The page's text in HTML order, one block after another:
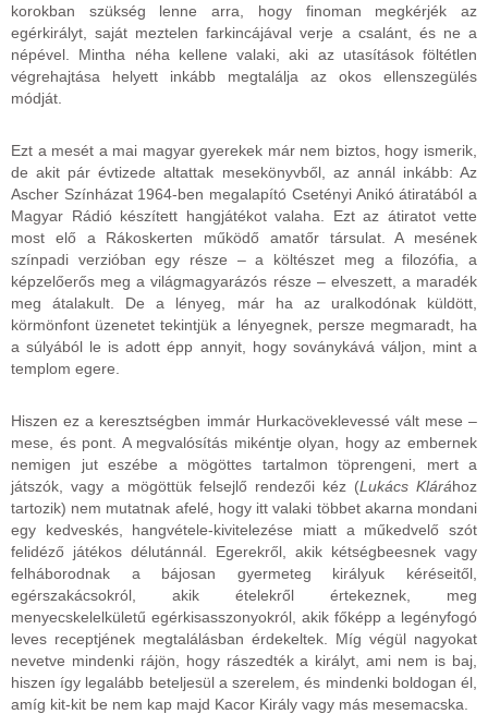
korokban szükség lenne arra, hogy finoman megkérjék az
egérkirályt, saját meztelen farkincájával verje a csalánt, és ne a
népével. Mintha néha kellene valaki, aki az utasítások föltétlen
végrehajtása helyett inkább megtalálja az okos ellenszegülés
módját.
Ezt a mesét a mai magyar gyerekek már nem biztos, hogy ismerik,
de akit pár évtizede altattak mesekönyvből, az annál inkább: Az
Ascher Színházat 1964-ben megalapító Csetényi Anikó átiratából a
Magyar Rádió készített hangjátékot valaha. Ezt az átiratot vette
most elő a Rákoskerten működő amatőr társulat. A mesének
színpadi verzióban egy része – a költészet meg a filozófia, a
képzelőerős meg a világmagyarázós része – elveszett, a maradék
meg átalakult. De a lényeg, már ha az uralkodónak küldött,
körmönfont üzenetet tekintjük a lényegnek, persze megmaradt, ha
a súlyából le is adott épp annyit, hogy soványkává váljon, mint a
templom egere.
Hiszen ez a keresztségben immár Hurkacöveklevessé vált mese –
mese, és pont. A megvalósítás mikéntje olyan, hogy az embernek
nemigen jut eszébe a mögöttes tartalmon töprengeni, mert a
játszók, vagy a mögöttük felsejlő rendezői kéz (Lukács Klárához
tartozik) nem mutatnak afelé, hogy itt valaki többet akarna mondani
egy kedveskés, hangvétele-kivitelezése miatt a műkedvelő szót
felidéző játékos délutánnál. Egerekről, akik kétségbeesnek vagy
felháborodnak a bájosan gyermeteg királyuk kéréseitől,
egérszakácsokról, akik ételekről értekeznek, meg
menyecskelelkületű egérkisasszonyokról, akik főképp a legényfogó
leves receptjének megtalálásban érdekeltek. Míg végül nagyokat
nevetve mindenki rájön, hogy rászedték a királyt, ami nem is baj,
hiszen így legalább beteljesül a szerelem, és mindenki boldogan él,
amíg kit-kit be nem kap majd Kacor Király vagy más mesemacska.